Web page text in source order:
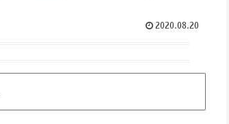
2020.08.20